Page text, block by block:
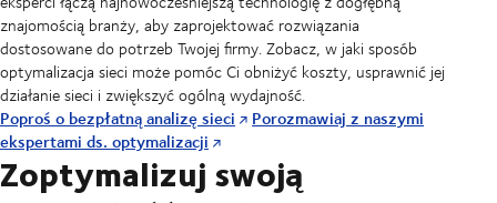
znajomością branży, aby zaprojektować rozwiązania
dostosowane do potrzeb Twojej firmy. Zobacz, w jaki sposób
optymalizacja sieci może pomóc Ci obniżyć koszty, usprawnić jej
działanie sieci i zwiększyć ogólną wydajność.
Poproś o bezpłatną analizę sieci
Porozmawiaj z naszymi
ekspertami ds. optymalizacji
Zoptymalizuj swoją